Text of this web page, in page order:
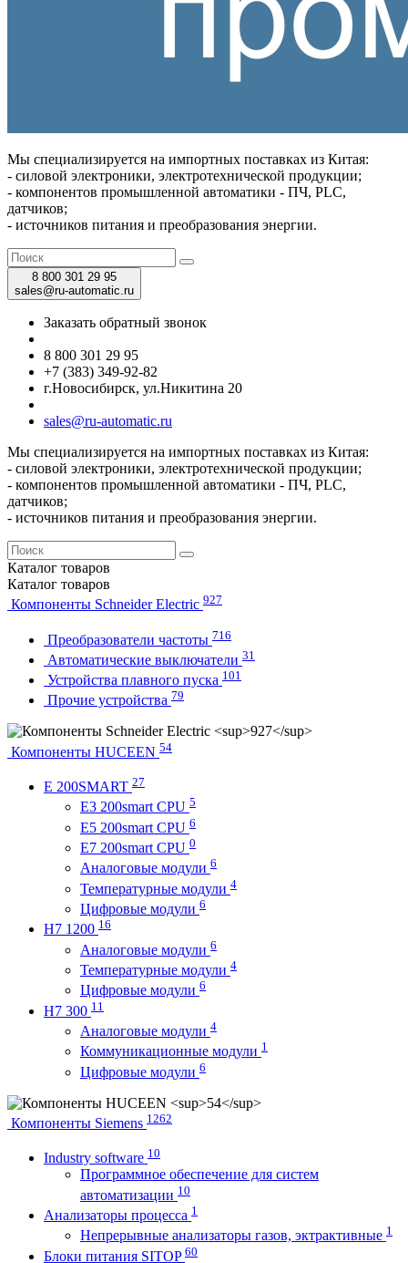
Мы специализируется на импортных поставках из Китая:
- силовой электроники, электротехнической продукции;
- компонентов промышленной автоматики - ПЧ, PLC,
датчиков;
- источников питания и преобразования энергии.
8 800 301 29 95
sales@ru-automatic.ru
Заказать обратный звонок
8 800 301 29 95
+7 (383) 349-92-82
г.Новосибирск, ул.Никитина 20
sales@ru-automatic.ru
Мы специализируется на импортных поставках из Китая:
- силовой электроники, электротехнической продукции;
- компонентов промышленной автоматики - ПЧ, PLC,
датчиков;
- источников питания и преобразования энергии.
Каталог товаров
Каталог товаров
Компоненты Schneider Electric 927
Преобразователи частоты 716
Автоматические выключатели 31
Устройства плавного пуска 101
Прочие устройства 79
Компоненты HUCEEN 54
E 200SMART 27
E3 200smart CPU 5
E5 200smart CPU 6
E7 200smart CPU 0
Аналоговые модули 6
Температурные модули 4
Цифровые модули 6
H7 1200 16
Аналоговые модули 6
Температурные модули 4
Цифровые модули 6
H7 300 11
Аналоговые модули 4
Коммуникационные модули 1
Цифровые модули 6
Компоненты Siemens 1262
Industry software 10
Программное обеспечение для систем
автоматизации 10
Анализаторы процесса 1
Непрерывные анализаторы газов, эктрактивные 1
Блоки питания SITOP 60